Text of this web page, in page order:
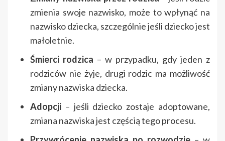
zmienia swoje nazwisko, może to wpłynąć na
nazwisko dziecka, szczególnie jeśli dziecko jest
małoletnie.
Śmierci rodzica – w przypadku, gdy jeden z
rodziców nie żyje, drugi rodzic ma możliwość
zmiany nazwiska dziecka.
Adopcji – jeśli dziecko zostaje adoptowane,
zmiana nazwiska jest częścią tego procesu.